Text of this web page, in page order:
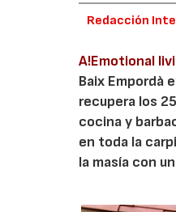
Redacción
A!Emotional
Baix Empordà
recupera los
cocina y
en toda la
la masía con